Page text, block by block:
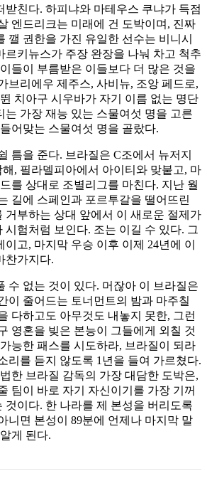
받친다. 하피냐와 마테우스 쿠냐가 득점
엔드리크는 미래에 건 도박이며, 진짜
깰 권한을 가진 유일한 선수는 비니시
르키뉴스가 주장 완장을 나눠 차고 척추
들이 부름받은 이들보다 더 많은 것을
브리에우 제주스, 사비뉴, 조앙 페드로,
치아구 시우바가 자기 이름 없는 명단
는 가장 재능 있는 스물여섯 명을 고른
어맞는 스물여섯 명을 골랐다.
틈을 준다. 브라질은 C조에서 뉴저지
, 필라델피아에서 아이티와 맞붙고, 마
를 상대로 조별리그를 마친다. 지난 월
길에 스페인과 포르투갈을 떨어뜨린
거부하는 상대 앞에서 이 새로운 절제가
시험처럼 보인다. 조는 이길 수 있다. 그
고, 마지막 우승 이후 이제 24년에 이
찬가지다.
수 없는 것이 있다. 머잖아 이 브라질은
이 줄어드는 토너먼트의 밤과 마주칠
다하고도 아무것도 내놓지 못한, 그런
영혼을 빚은 본능이 그들에게 외칠 것
능한 패스를 시도하라, 브라질이 되라
리를 듣지 않도록 1년을 들여 가르쳤다.
한 브라질 감독의 가장 대담한 도박은,
팀이 바로 자기 자신이기를 가장 기꺼
것이다. 한 나라를 제 본성을 버리도록
니면 본성이 89분에 언제나 마지막 말
게 된다.